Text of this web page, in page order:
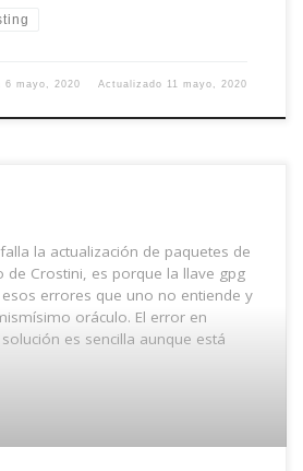
6 mayo, 2020 Actualizado 11 mayo, 2020
la actualización de paquetes de
de Crostini, es porque la llave gpg
errores que uno no entiende y
oráculo. El error en
es sencilla aunque está